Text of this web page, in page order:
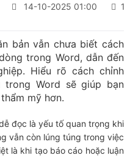
14-10-2025 01:00
bản vẫn chưa biết cách
trong Word, dẫn đến
Hiểu rõ cách chỉnh
trong Word sẽ giúp bạn
mỹ hơn.
đọc là yếu tố quan trọng khi
vẫn còn lúng túng trong việc
là khi tạo báo cáo hoặc luận